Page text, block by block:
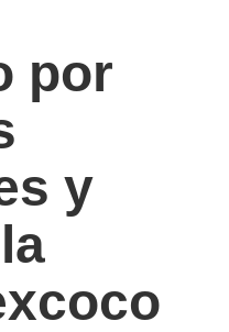
por
y